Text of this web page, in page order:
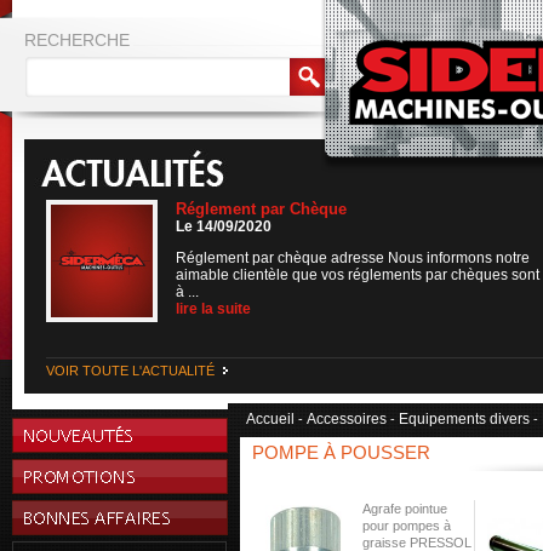
RECHERCHE
Réglement par Chèque
Le 14/09/2020
Réglement par chèque adresse Nous informons notre
aimable clientèle que vos réglements par chèques sont
à ...
lire la suite
VOIR TOUTE L'ACTUALITÉ
Accueil - Accessoires - Equipements divers -
POMPE À POUSSER
Agrafe pointue
pour pompes à
graisse PRESSOL